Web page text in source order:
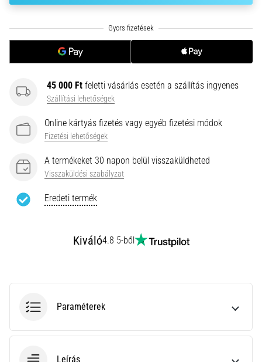
és
A
más
iliotibiális
szindróma
gyakori
egészségügyi
probléma,
amellyel
45 000 Ft feletti vásárlás esetén a szállítás ingyenes
Szállítási lehetőségek
Online kártyás fizetés vagy egyéb fizetési módok
Fizetési lehetőségek
A termékeket 30 napon belül visszaküldheted
Visszaküldési szabályzat
Eredeti termék
Kiváló4.8 5-ből
Paraméterek
Leírás